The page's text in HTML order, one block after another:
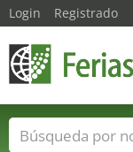
Login Registrado